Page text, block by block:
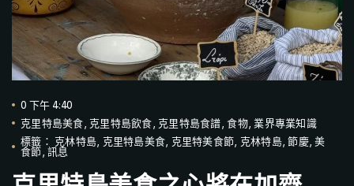
0 下午 4:40
克里特島美食, 克里特島飲食, 克里特島食譜,食物,業界專業知識
標籤： 克林特島, 克里特島美食, 克里特美食節, 克林特島,節慶,美
食節,訊息